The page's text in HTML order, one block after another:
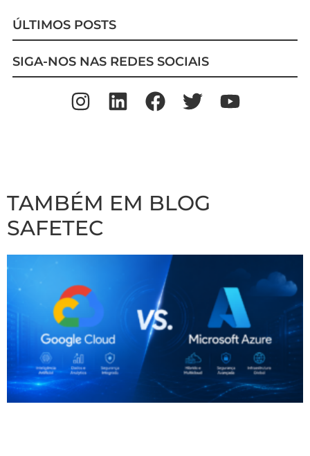
ÚLTIMOS POSTS
SIGA-NOS NAS REDES SOCIAIS
TAMBÉM EM BLOG
SAFETEC